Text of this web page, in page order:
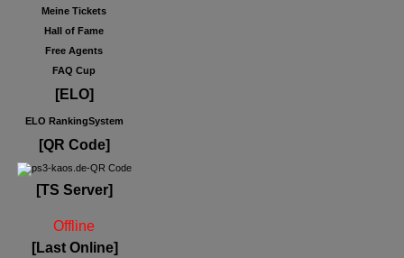
Meine Tickets
Hall of Fame
Free Agents
FAQ Cup
[ELO]
ELO RankingSystem
[QR Code]
[TS Server]
Offline
[Last Online]